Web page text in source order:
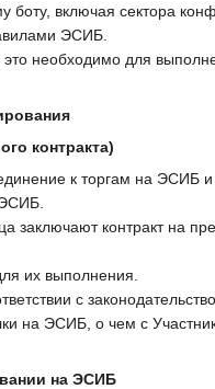
включая сектора
ЭСИБ.
необходимо для
контракта)
к торгам на ЭСИБ
заключают контракт на
их выполнения.
с
на ЭСИБ, о чем с
на ЭСИБ